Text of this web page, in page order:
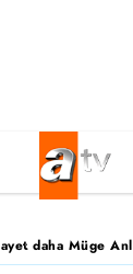
daha Müge